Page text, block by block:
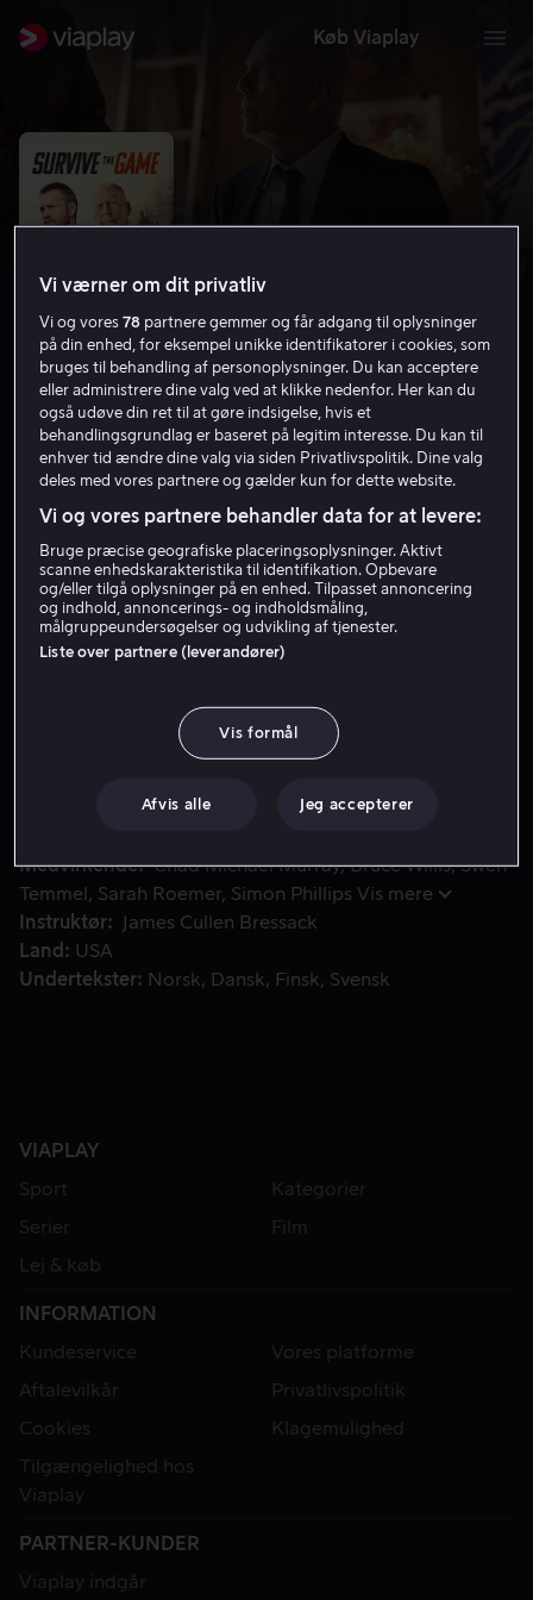
Køb Viaplay
Survive the Game
3.0 Thriller Action 2021 1 t. 32 min
15 år
Lej 59 kr
Køb 139 kr
Politibetjenten David bliver skadet af to kriminelle fra en
Politibetjenten David bliver skadet af to kriminelle fra
en bande og hans partner, Cal, undersøger sagen. Men
at slippe levende ud af situationen.
Medvirkende Chad Michael Murray Bruce Willis Swen
Temmel
Sarah Roemer Simon Phillips Vis mere
Instruktør
James Cullen Bressack
Land
USA
Undertekster
Norsk Dansk Finsk Svensk
VIAPLAY
Sport
Kategorier
Serier
Film
Lej & køb
INFORMATION
Kundeservice
Vores platforme
Aftalevilkår
Privatlivspolitik
Cookies
Klagemulighed
Tilgængelighed hos
Viaplay
PARTNER-KUNDER
Viaplay indgår
Vi værner om dit privatliv
Vi og vores78 partnere gemmer og får adgang til oplysninger
på din enhed, for eksempel unikke identifikatorer i cookies, som
bruges til behandling af personoplysninger. Du kan acceptere
eller administrere dine valg ved at klikke nedenfor. Her kan du
også udøve din ret til at gøre indsigelse, hvis et
behandlingsgrundlag er baseret på legitim interesse. Du kan til
enhver tid ændre dine valg via siden Privatlivspolitik. Dine valg
deles med vores partnere og gælder kun for dette website.
Vi og vores partnere behandler data for at levere:
Bruge præcise geografiske placeringsoplysninger. Aktivt
scanne enhedskarakteristika til identifikation. Opbevare
og/eller tilgå oplysninger på en enhed. Tilpasset annoncering
og indhold, annoncerings- og indholdsmåling,
målgruppeundersøgelser og udvikling af tjenester.
Liste over partnere (leverandører)
Vis formål
Afvis alle Jeg accepterer